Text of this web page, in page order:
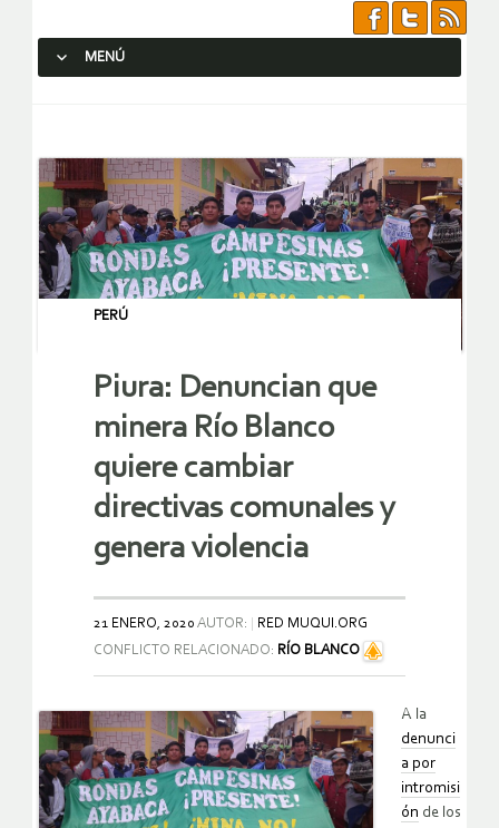
MENÚ
PERÚ
Piura: Denuncian que
minera Río Blanco
quiere cambiar
directivas comunales y
genera violencia
21 ENERO, 2020 AUTOR:
RED MUQUI.ORG
CONFLICTO RELACIONADO: RÍO BLANCO
A la
denunci
a por
intromisi
ón de los